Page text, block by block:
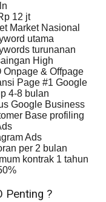
12 jt
Market Nasional
utama
turunanan
High
Onpage & Offpage
Page #1 Google
4-8 bulan
Google Business
Base profiling
Ads
per 2 bulan
kontrak 1 tahun
Penting ?